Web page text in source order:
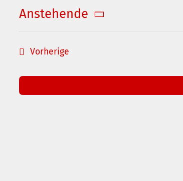
Anstehende
VorherigeVeranstaltungen